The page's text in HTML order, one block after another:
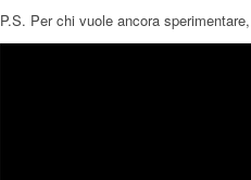
P.S. Per chi vuole ancora